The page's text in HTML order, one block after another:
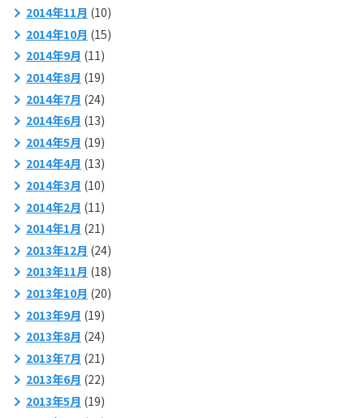
2014年11月 (10)
2014年10月 (15)
2014年9月 (11)
2014年8月 (19)
2014年7月 (24)
2014年6月 (13)
2014年5月 (19)
2014年4月 (13)
2014年3月 (10)
2014年2月 (11)
2014年1月 (21)
2013年12月 (24)
2013年11月 (18)
2013年10月 (20)
2013年9月 (19)
2013年8月 (24)
2013年7月 (21)
2013年6月 (22)
2013年5月 (19)